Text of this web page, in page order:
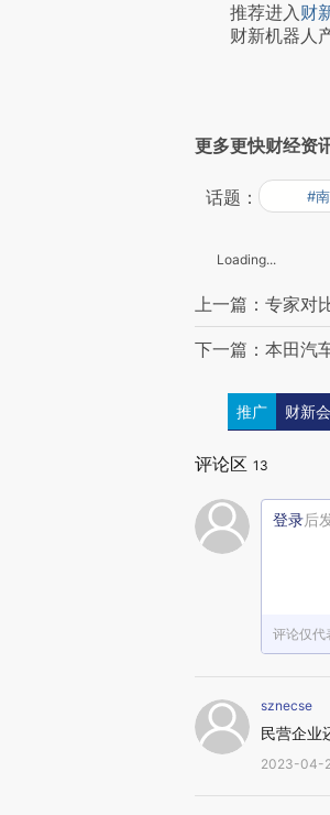
推荐进入财
财新机器人产
更多更快财经资
话题： #
Loading...
上一篇：专家对
下一篇：本田汽
推广 财新
评论区 13
登录后
评论仅代
sznecse
民营企业
2023-04-